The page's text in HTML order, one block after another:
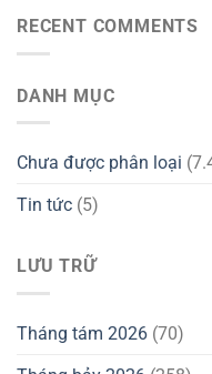
RECENT COMMENTS
DANH MỤC
Chưa được phân loại
Tin tức (5)
LƯU TRỮ
Tháng tám 2026 (70)